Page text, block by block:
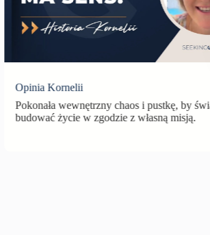
Opinia Kornelii
Pokonała wewnętrzny chaos i pustkę, by
budować życie w zgodzie z własną misją.